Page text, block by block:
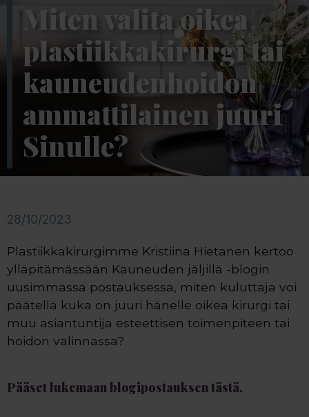
Miten valita oikea
plastiikkakirurgi tai
kauneudenhoidon
ammattilainen juuri
Sinulle?
28/10/2023
Plastiikkakirurgimme Kristiina Hietanen kertoo
ylläpitämässään Kauneuden jäljillä -blogin
uusimmassa postauksessa, miten kuluttaja voi
päätellä kuka on juuri hänelle oikea kirurgi tai
muu asiantuntija esteettisen toimenpiteen tai
hoidon valinnassa?
Pääset lukemaan blogipostauksen tästä.